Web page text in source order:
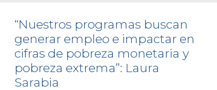
“Nuestros programas buscan
generar empleo e impactar en
cifras de pobreza monetaria y
pobreza extrema”: Laura
Sarabia